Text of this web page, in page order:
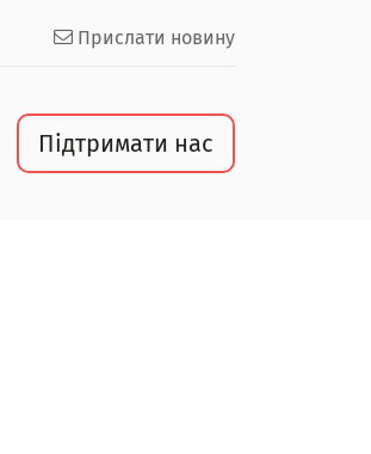
Прислати новину
Підтримати нас